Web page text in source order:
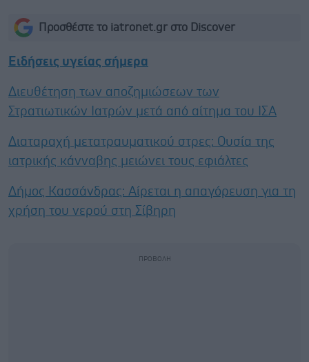
Προσθέστε το iatronet.gr στο Discover
Ειδήσεις υγείας σήμερα
Διευθέτηση των αποζημιώσεων των
Στρατιωτικών Ιατρών μετά από αίτημα του ΙΣΑ
Διαταραχή μετατραυματικού στρες: Ουσία της
ιατρικής κάνναβης μειώνει τους εφιάλτες
Δήμος Κασσάνδρας: Αίρεται η απαγόρευση για τη
χρήση του νερού στη Σίβηρη